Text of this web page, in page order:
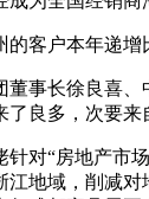
户本年递增比
长徐良喜、中
了良多，次要
“房地产市场
江地域，削减